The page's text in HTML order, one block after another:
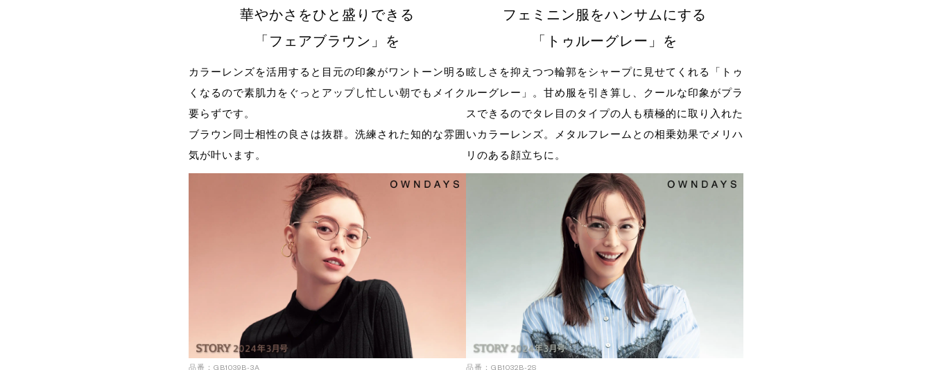
華やかさをひと盛りできる
「フェアブラウン」を
カラーレンズを活用すると目元の印象がワントーン明る
くなるので素肌力をぐっとアップし忙しい朝でもメイク
要らずです。
ブラウン同士相性の良さは抜群。洗練された知的な雰囲
気が叶います。
品番：GB1039B-3A
フェミニン服をハンサムにする
「トゥルーグレー」を
眩しさを抑えつつ輪郭をシャープに見せてくれる「トゥ
ルーグレー」。甘め服を引き算し、クールな印象がプラ
スできるのでタレ目のタイプの人も積極的に取り入れた
いカラーレンズ。メタルフレームとの相乗効果でメリハ
リのある顔立ちに。
品番：GB1032B-2S